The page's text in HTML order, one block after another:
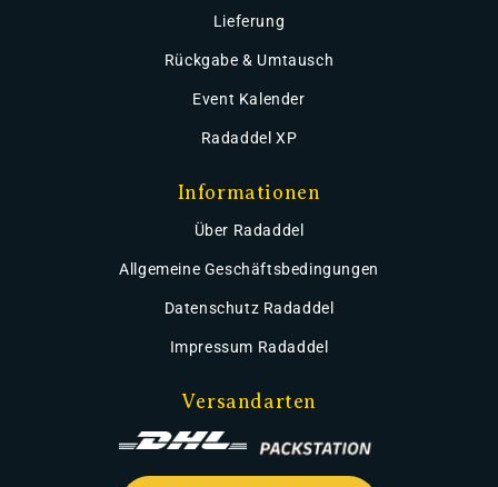
Lieferung
Rückgabe & Umtausch
Event Kalender
Radaddel XP
Informationen
Über Radaddel
Allgemeine Geschäftsbedingungen
Datenschutz Radaddel
Impressum Radaddel
Versandarten